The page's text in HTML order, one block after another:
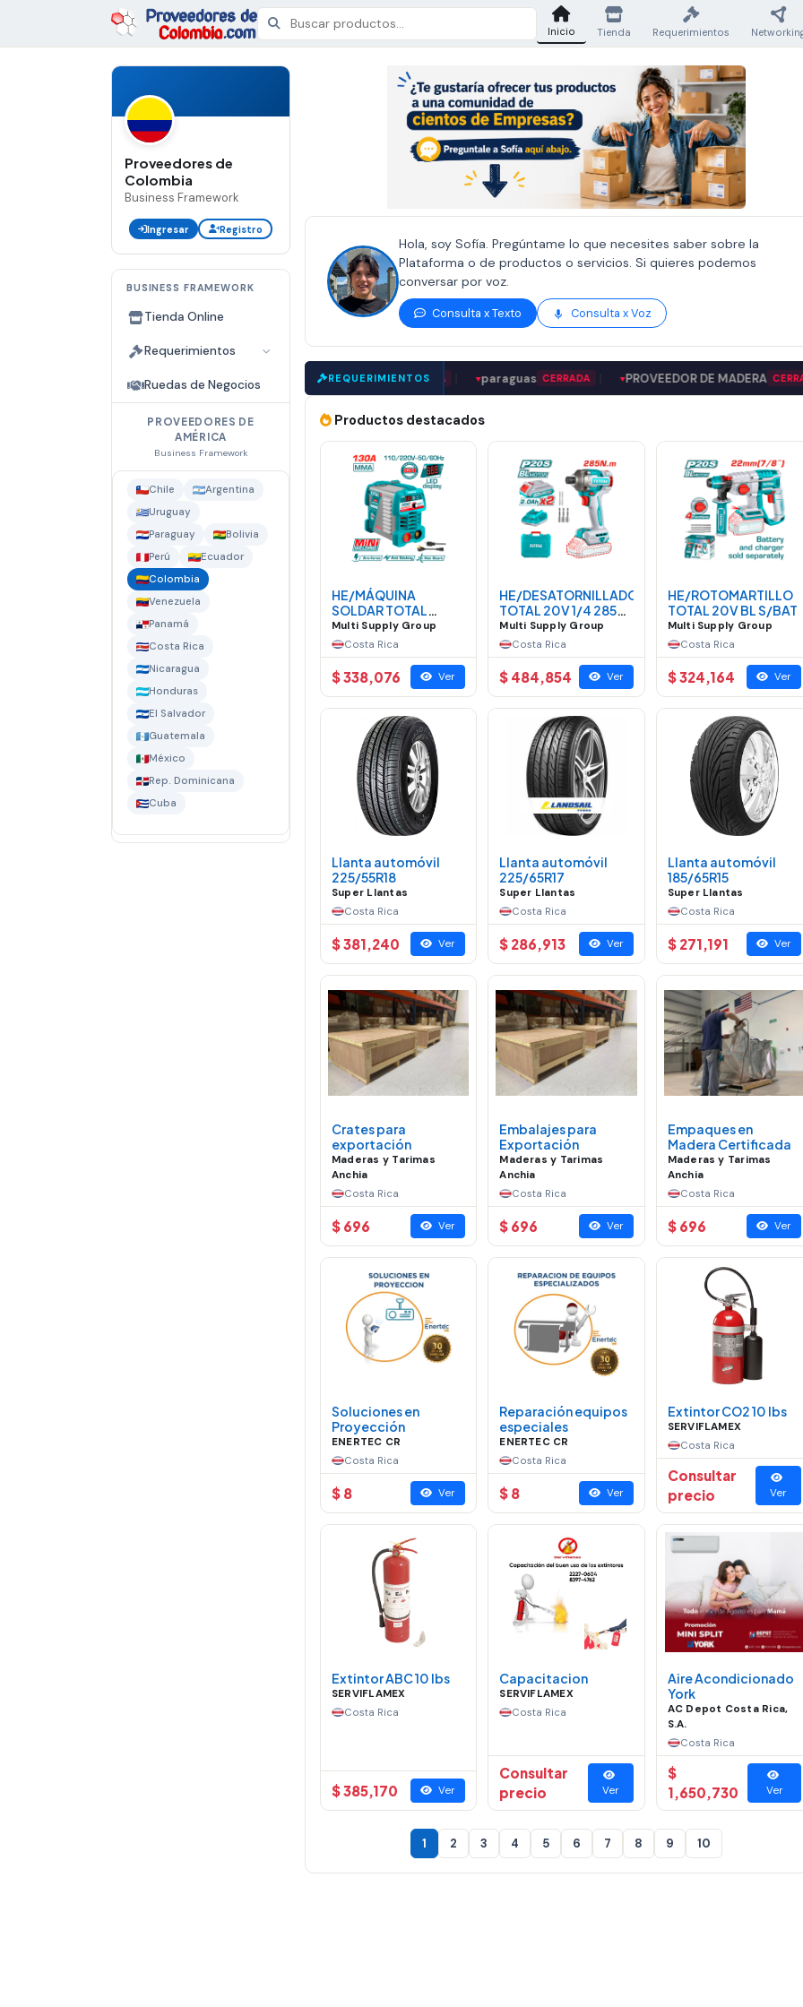
Inicio Tienda Requerimientos
Proveedores de
Colombia
Business Framework
Ingresar Registro
BUSINESS FRAMEWORK
Tienda Online
Requerimientos
Ruedas de Negocios
PROVEEDORES DE
AMÉRICA
Business Framework
Chile
Argentina
Uruguay
Paraguay
Bolivia
Perú
Ecuador
Colombia
Venezuela
Panamá
Costa Rica
Nicaragua
Honduras
El Salvador
Guatemala
México
Rep. Dominicana
Cuba
Hola, soy Sofía. Pregúntame lo que necesites saber sobre la
Plataforma o de productos o servicios. Si quieres podemos
conversar por voz.
Consulta x Texto Consulta x Voz
REQUERIMIENTOS
CERRADA PROVEEDOR DE MADERA CERRADA | ▼ paraguas CERRADA | ▼PROVEEDOR DE MADERA CERRADA |
Productos destacados
HE/MÁQUINA
SOLDAR TOTAL
INVERTER MMA MINI
130A
Multi Supply Group
Costa Rica
$ 338,076 Ver
HE/DESATORNILLADOR
TOTAL 20V 1/4 285
NM
Multi Supply Group
Costa Rica
$ 484,854 Ver
HE/ROTOMARTILLO
TOTAL 20V BL S/BAT
Multi Supply Group
Costa Rica
$ 324,164 Ver
Llanta automóvil
225/55R18
Super Llantas
Costa Rica
$ 381,240 Ver
Llanta automóvil
225/65R17
Super Llantas
Costa Rica
$ 286,913 Ver
Llanta automóvil
185/65R15
Super Llantas
Costa Rica
$ 271,191 Ver
Crates para
exportación
Maderas y Tarimas
Anchia
Costa Rica
$ 696 Ver
Embalajes para
Exportación
Maderas y Tarimas
Anchia
Costa Rica
$ 696 Ver
Empaques en
Madera Certificada
Maderas y Tarimas
Anchia
Costa Rica
$ 696 Ver
Soluciones en
Proyección
ENERTEC CR
Costa Rica
$ 8 Ver
Reparación equipos
especiales
ENERTEC CR
Costa Rica
$ 8 Ver
Extintor CO2 10 lbs
SERVIFLAMEX
Costa Rica
Consultar
precio
Ver
Extintor ABC 10 lbs
SERVIFLAMEX
Costa Rica
$ 385,170 Ver
Capacitacion
SERVIFLAMEX
Costa Rica
Consultar
precio
Ver
Aire Acondicionado
York
AC Depot Costa Rica,
S.A.
Costa Rica
$
1,650,730
Ver
1 2 3 4 5 6 7 8 9 10